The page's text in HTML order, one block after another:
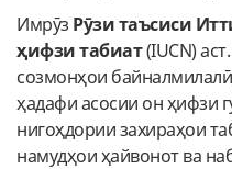
Имрӯз Рӯзи таъсиси
ҳифзи табиат(IUCN)
созмонҳои
ҳадафи асосии он ҳифзи
нигоҳдории захираҳои
намудҳои ҳайвонот ва